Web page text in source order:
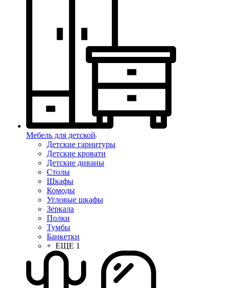
Мебель для детской
Детские гарнитуры
Детские кровати
Детские диваны
Столы
Шкафы
Комоды
Угловые шкафы
Зеркала
Полки
Тумбы
Банкетки
+ ЕЩЕ 1